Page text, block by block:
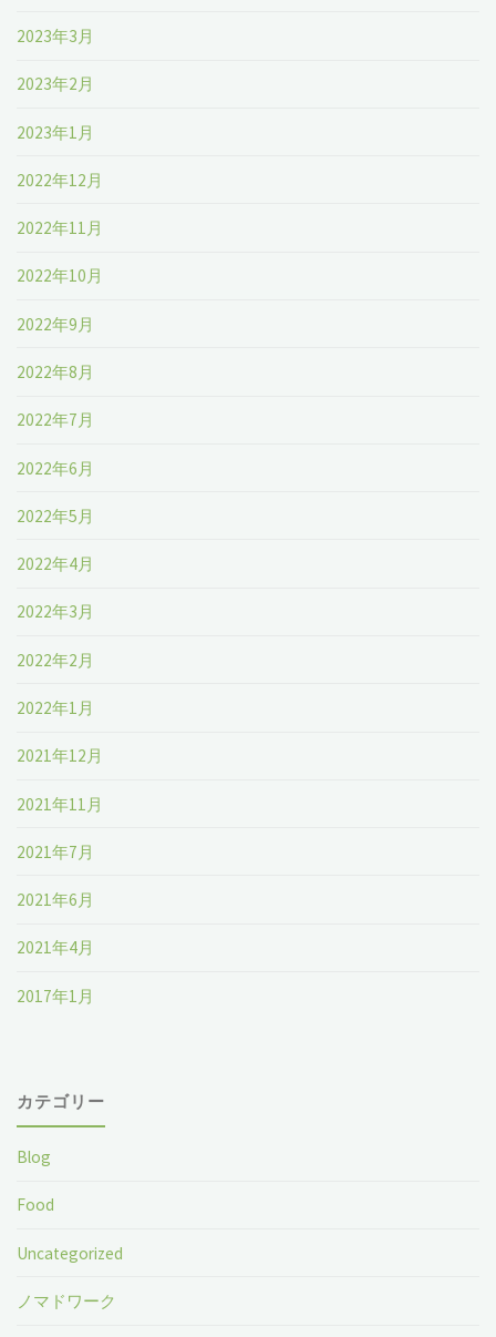
2023年3月
2023年2月
2023年1月
2022年12月
2022年11月
2022年10月
2022年9月
2022年8月
2022年7月
2022年6月
2022年5月
2022年4月
2022年3月
2022年2月
2022年1月
2021年12月
2021年11月
2021年7月
2021年6月
2021年4月
2017年1月
カテゴリー
Blog
Food
Uncategorized
ノマドワーク